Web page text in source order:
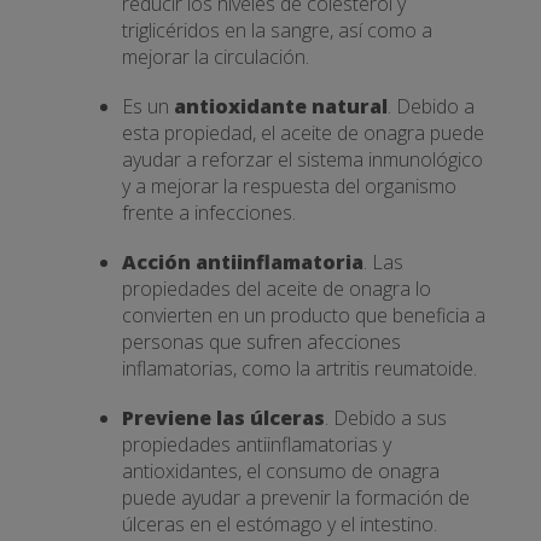
triglicéridos en la sangre, así como a
mejorar la circulación.
Es un antioxidante natural. Debido a
esta propiedad, el aceite de onagra puede
ayudar a reforzar el sistema inmunológico
y a mejorar la respuesta del organismo
frente a infecciones.
Acción antiinflamatoria. Las
propiedades del aceite de onagra lo
convierten en un producto que beneficia a
personas que sufren afecciones
inflamatorias, como la artritis reumatoide.
Previene las úlceras. Debido a sus
propiedades antiinflamatorias y
antioxidantes, el consumo de onagra
puede ayudar a prevenir la formación de
úlceras en el estómago y el intestino.